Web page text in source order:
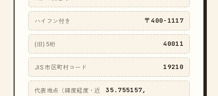
ハイフン付き 〒400-1117
(旧) 5桁 40011
JIS 市区町村コード 19210
代表地点（緯度経度・近
35.755157,